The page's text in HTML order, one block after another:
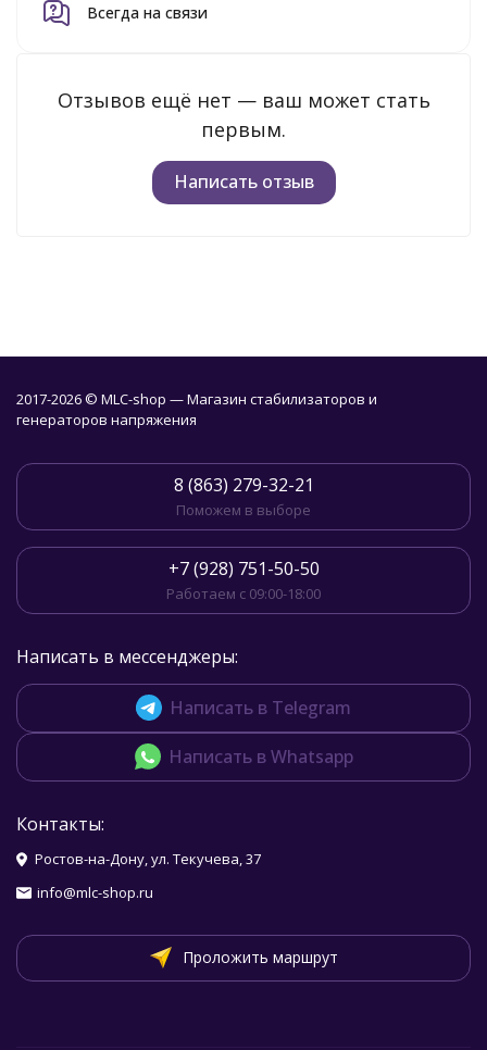
Всегда на связи
Отзывов ещё нет — ваш может стать
первым.
Написать отзыв
2017-2026 © MLC-shop — Магазин стабилизаторов и
генераторов напряжения
8 (863) 279-32-21
Поможем в выборе
+7 (928) 751-50-50
Работаем с 09:00-18:00
Написать в мессенджеры:
Написать в Telegram
Написать в Whatsapp
Контакты:
Ростов-на-Дону, ул. Текучева, 37
info@mlc-shop.ru
Проложить маршрут